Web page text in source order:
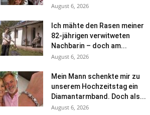
August 6, 2026
Ich mähte den Rasen meiner
82-jährigen verwitweten
Nachbarin – doch am...
August 6, 2026
Mein Mann schenkte mir zu
unserem Hochzeitstag ein
Diamantarmband. Doch als...
August 6, 2026